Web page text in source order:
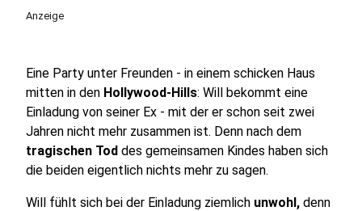
Anzeige
Eine Party unter Freunden - in einem schicken Haus
mitten in den Hollywood-Hills: Will bekommt eine
Einladung von seiner Ex - mit der er schon seit zwei
Jahren nicht mehr zusammen ist. Denn nach dem
tragischen Tod des gemeinsamen Kindes haben sich
die beiden eigentlich nichts mehr zu sagen.
Will fühlt sich bei der Einladung ziemlich unwohl, denn